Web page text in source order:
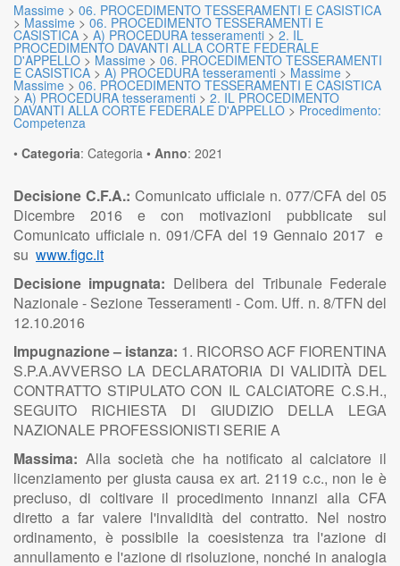
Massime > 06. PROCEDIMENTO TESSERAMENTI E CASISTICA
> Massime > 06. PROCEDIMENTO TESSERAMENTI E
CASISTICA > A) PROCEDURA tesseramenti > 2. IL
PROCEDIMENTO DAVANTI ALLA CORTE FEDERALE
D'APPELLO > Massime > 06. PROCEDIMENTO TESSERAMENTI
E CASISTICA > A) PROCEDURA tesseramenti > Massime >
Massime > 06. PROCEDIMENTO TESSERAMENTI E CASISTICA
> A) PROCEDURA tesseramenti > 2. IL PROCEDIMENTO
DAVANTI ALLA CORTE FEDERALE D'APPELLO > Procedimento:
Competenza
• Categoria: Categoria • Anno: 2021
Decisione C.F.A.: Comunicato ufficiale n. 077/CFA del 05
Dicembre 2016 e con motivazioni pubblicate sul
Comunicato ufficiale n. 091/CFA del 19 Gennaio 2017 e
su www.figc.it
Decisione impugnata: Delibera del Tribunale Federale
Nazionale - Sezione Tesseramenti - Com. Uff. n. 8/TFN del
12.10.2016
Impugnazione – istanza: 1. RICORSO ACF FIORENTINA
S.P.A.AVVERSO LA DECLARATORIA DI VALIDITÀ DEL
CONTRATTO STIPULATO CON IL CALCIATORE C.S.H.,
SEGUITO RICHIESTA DI GIUDIZIO DELLA LEGA
NAZIONALE PROFESSIONISTI SERIE A
Massima: Alla società che ha notificato al calciatore il
licenziamento per giusta causa ex art. 2119 c.c., non le è
precluso, di coltivare il procedimento innanzi alla CFA
diretto a far valere l'invalidità del contratto. Nel nostro
ordinamento, è possibile la coesistenza tra l'azione di
annullamento e l'azione di risoluzione, nonché in analogia